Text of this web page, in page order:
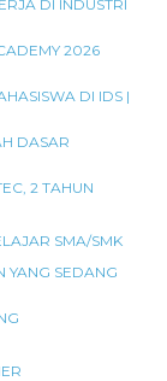
DI INDUSTRI
2026
DI IDS |
DASAR
2 TAHUN
SMA/SMK
YANG SEDANG